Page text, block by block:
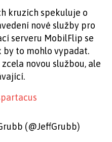
kruzích spekuluje o
nové služby pro
serveru MobilFlip se
by to mohlo vypadat.
novou službou, ale
(@JeffGrubb)